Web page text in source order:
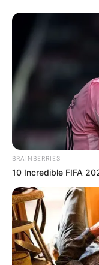
BRAINBERRIES
10 Incredible FIFA